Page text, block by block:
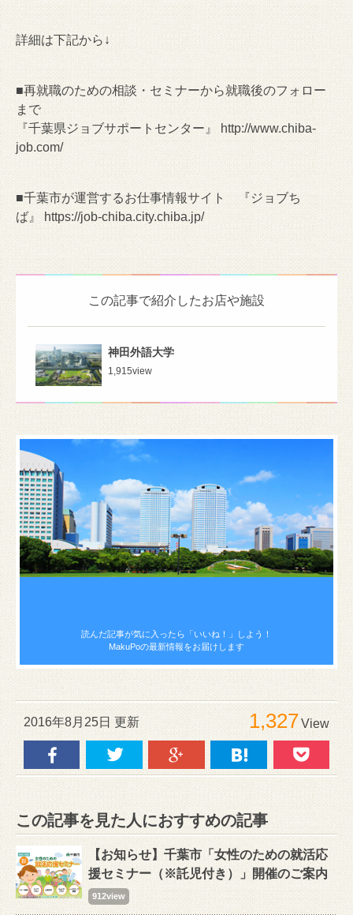
詳細は下記から↓
■再就職のための相談・セミナーから就職後のフォロー
まで
『千葉県ジョブサポートセンター』 http://www.chiba-
job.com/
■千葉市が運営するお仕事情報サイト 『ジョブち
ば』 https://job-chiba.city.chiba.jp/
この記事で紹介したお店や施設
神田外語大学
1,915view
読んだ記事が気に入ったら 「いいね！」しよう！
MakuPoの最新情報をお届けします
2016年8月25日 更新 1,327View
この記事を見た人におすすめの記事
【お知らせ】千葉市「女性のための就活応
援セミナー（※託児付き）」開催のご案内
912view